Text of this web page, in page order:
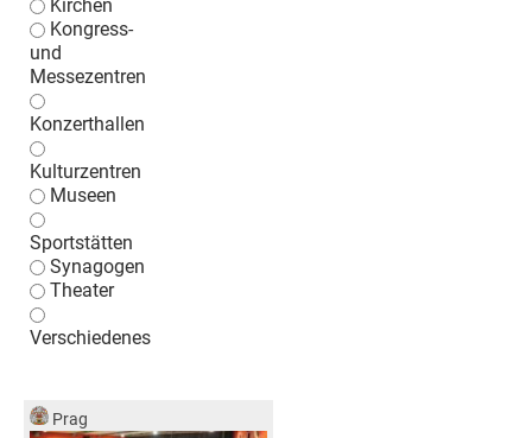
Kirchen
Kongress-
und
Messezentren
Konzerthallen
Kulturzentren
Museen
Sportstätten
Synagogen
Theater
Verschiedenes
Prag